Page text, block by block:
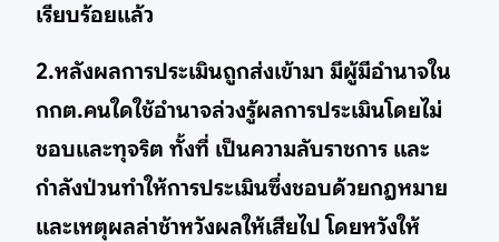
เรียบร้อยแล้ว
2.หลังผลการประเมินถูกส่งเข้ามา มีผู้มีอำนาจใน
กกต.คนใดใช้อำนาจล่วงรู้ผลการประเมินโดยไม่
ชอบและทุจริต ทั้งที่ เป็นความลับราชการ และ
กำลังป่วนทำให้การประเมินซึ่งชอบด้วยกฎหมาย
และเหตุผลล่าช้าหวังผลให้เสียไป โดยหวังให้